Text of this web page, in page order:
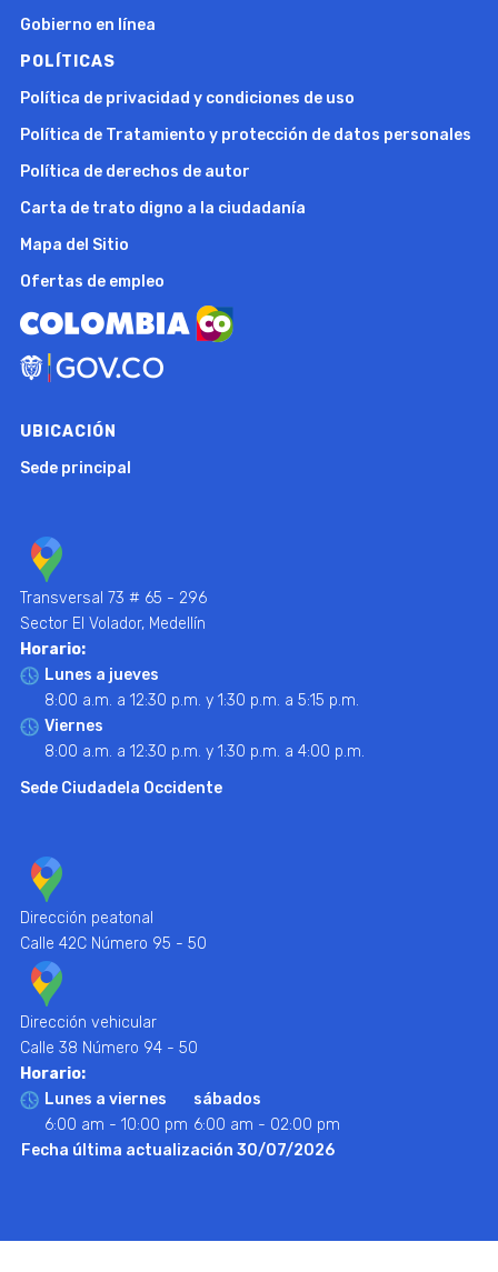
Gobierno en línea
POLÍTICAS
Política de privacidad y condiciones de uso
Política de Tratamiento y protección de datos personales
Política de derechos de autor
Carta de trato digno a la ciudadanía
Mapa del Sitio
Ofertas de empleo
UBICACIÓN
Sede principal
Transversal 73 # 65 - 296
Sector El Volador, Medellín
Horario:
Lunes a jueves
8:00 a.m. a 12:30 p.m. y 1:30 p.m. a 5:15 p.m.
Viernes
8:00 a.m. a 12:30 p.m. y 1:30 p.m. a 4:00 p.m.
Sede Ciudadela Occidente
Dirección peatonal
Calle 42C Número 95 - 50
Dirección vehicular
Calle 38 Número 94 - 50
Horario:
Lunes a viernes
6:00 am - 10:00 pm
sábados
6:00 am - 02:00 pm
Fecha última actualización 30/07/2026